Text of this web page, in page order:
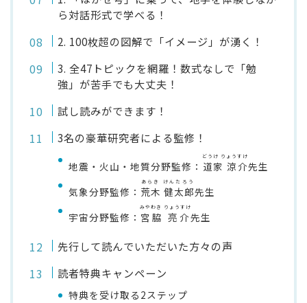
ら対話形式で学べる！
2. 100枚超の図解で「イメージ」が湧く！
3. 全47トピックを網羅！数式なしで「勉
強」が苦手でも大丈夫！
試し読みができます！
3名の豪華研究者による監修！
地震・火山・地質分野監修： 道家 涼介
どうけ りょうすけ
先生
気象分野監修： 荒木 健太郎
あらき けんたろう
先生
宇宙分野監修： 宮脇 亮介
みやわき りょうすけ
先生
先行して読んでいただいた方々の声
読者特典キャンペーン
特典を受け取る2ステップ